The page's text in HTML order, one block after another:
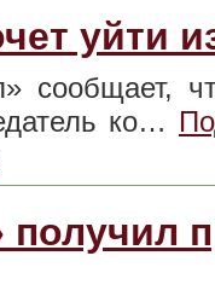
уйти
сообщает,
ко…
получил